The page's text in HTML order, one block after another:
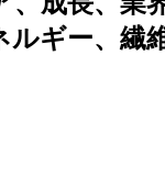
ギー、繊